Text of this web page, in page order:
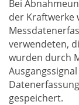
Bei
der Kraftwerke
verwendeten,
wurden durch
gespeichert.